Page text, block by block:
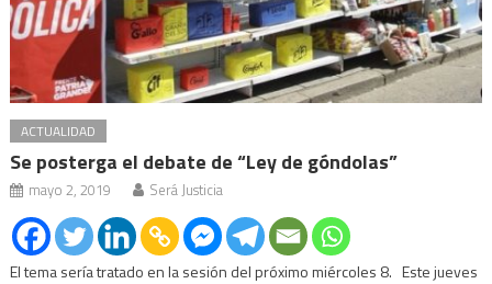
ACTUALIDAD
Se posterga el debate de “Ley de góndolas”
mayo 2, 2019 Será Justicia
El tema sería tratado en la sesión del próximo miércoles 8. Este jueves